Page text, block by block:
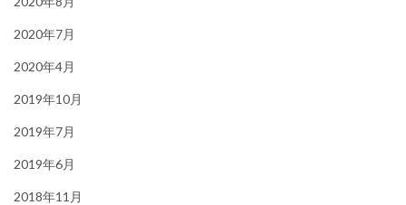
2020年7月
2020年4月
2019年10月
2019年7月
2019年6月
2018年11月